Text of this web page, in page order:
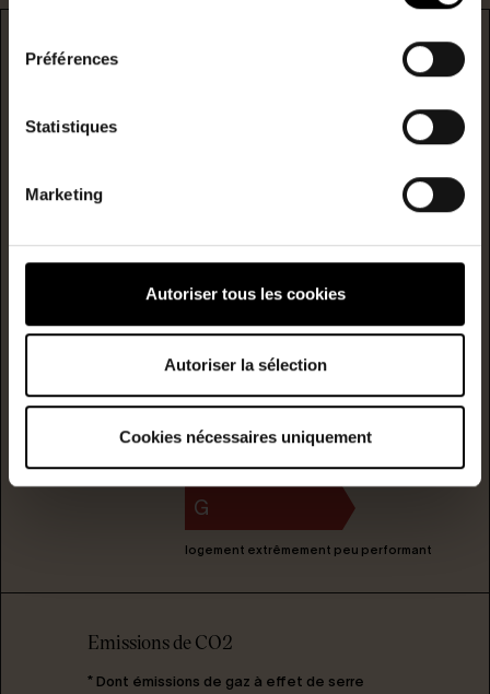
Préférences
Statistiques
Marketing
Autoriser tous les cookies
Autoriser la sélection
Cookies nécessaires uniquement
DPE
primaire)
émission
4 C
D
E
G
logement extrêmement peu performant
Emissions de CO2
* Dont émissions de gaz à effet de serre